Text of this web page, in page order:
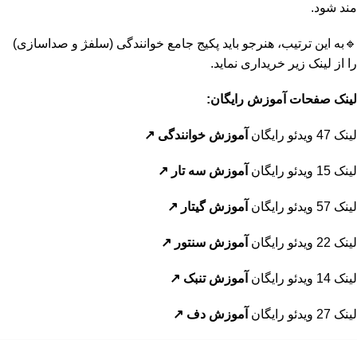
مند شود.
🔹به این ترتیب، هنرجو باید پکیج جامع خوانندگی (سلفژ و صداسازی)
را از لینک زیر خریداری نماید.
لینک صفحات آموزش رایگان:
لینک 47 ویدئو رایگان آموزش خوانندگی ↗️
لینک 15 ویدئو رایگان آموزش سه تار ↗️
لینک 57 ویدئو رایگان آموزش گیتار ↗️
لینک 22 ویدئو رایگان آموزش سنتور ↗️
لینک 14 ویدئو رایگان آموزش تنبک ↗️
لینک 27 ویدئو رایگان آموزش دف ↗️